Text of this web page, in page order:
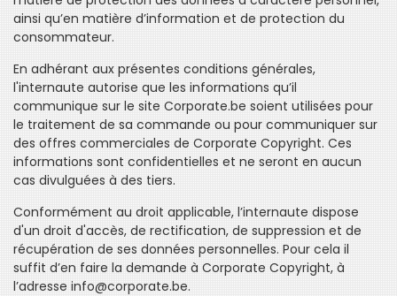
ainsi qu’en matière d’information et de protection du
consommateur.
En adhérant aux présentes conditions générales,
l'internaute autorise que les informations qu’il
communique sur le site Corporate.be soient utilisées pour
le traitement de sa commande ou pour communiquer sur
des offres commerciales de Corporate Copyright. Ces
informations sont confidentielles et ne seront en aucun
cas divulguées à des tiers.
Conformément au droit applicable, l’internaute dispose
d'un droit d'accès, de rectification, de suppression et de
récupération de ses données personnelles. Pour cela il
suffit d’en faire la demande à Corporate Copyright, à
l’adresse info@corporate.be.